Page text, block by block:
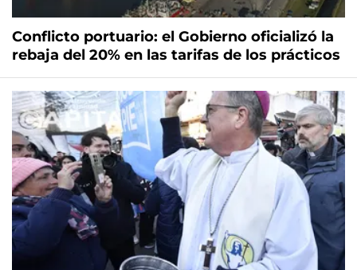
Conflicto portuario: el Gobierno oficializó la
rebaja del 20% en las tarifas de los prácticos